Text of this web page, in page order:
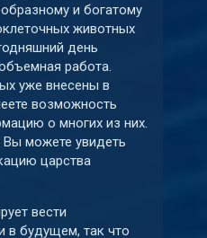
и богатому
животных
день
работа.
уже внесены в
возможность
о многих из них.
можете увидеть
царства
вести
в будущем, так что